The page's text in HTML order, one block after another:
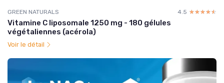
GREEN NATURALS 4.5 ☆☆☆☆☆
★★★★★
Vitamine C liposomale 1250 mg - 180 gélules
végétaliennes (acérola)
Voir le détail